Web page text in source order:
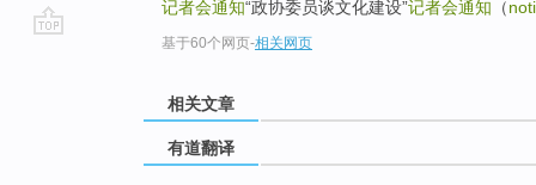
记者会通知“政协委员谈文化建设”记者会通知 （
基于60个网页-相关网页
相关文章
有道翻译